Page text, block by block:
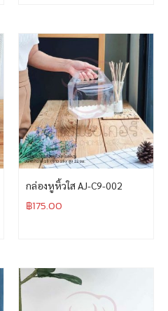
กล่องหูหิ้วใส AJ-C9-002
฿175.00